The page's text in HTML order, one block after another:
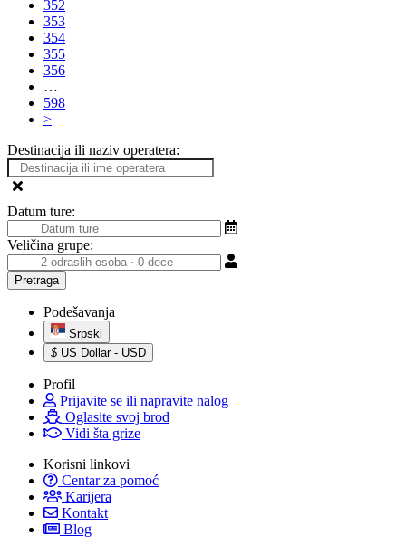
352
353
354
355
356
…
598
>
Destinacija ili naziv operatera:
Datum ture:
Veličina grupe:
Podešavanja
Srpski
$ US Dollar - USD
Profil
Prijavite se ili napravite nalog
Oglasite svoj brod
Vidi šta grize
Korisni linkovi
Centar za pomoć
Karijera
Kontakt
Blog